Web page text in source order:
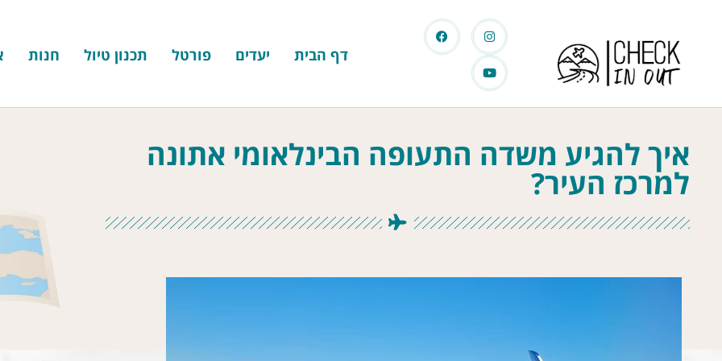
דף הבית יעדים פורטל תכנון טיול חנות
איך להגיע משדה התעופה הבינלאומי אתונה
למרכז העיר?